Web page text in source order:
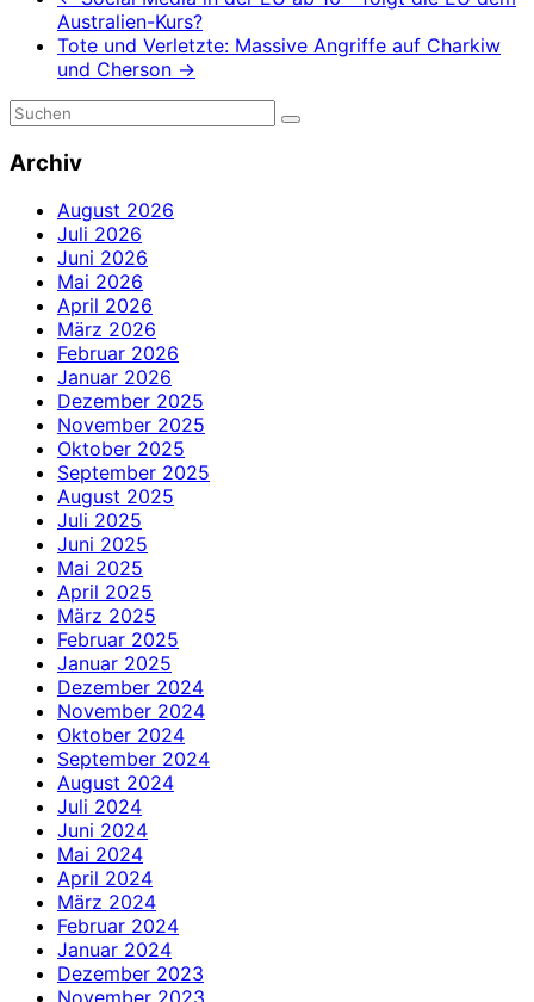
Australien-Kurs?
Tote und Verletzte: Massive Angriffe auf Charkiw
und Cherson →
Archiv
August 2026
Juli 2026
Juni 2026
Mai 2026
April 2026
März 2026
Februar 2026
Januar 2026
Dezember 2025
November 2025
Oktober 2025
September 2025
August 2025
Juli 2025
Juni 2025
Mai 2025
April 2025
März 2025
Februar 2025
Januar 2025
Dezember 2024
November 2024
Oktober 2024
September 2024
August 2024
Juli 2024
Juni 2024
Mai 2024
April 2024
März 2024
Februar 2024
Januar 2024
Dezember 2023